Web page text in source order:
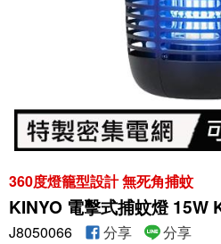
360度燈籠型設計 無死角捕蚊
KINYO 電擊式捕蚊燈 15W
J8050066 分享 分享